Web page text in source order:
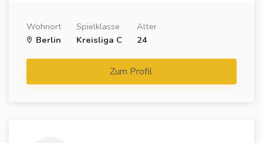
Wohnort
Berlin
Spielklasse
Kreisliga C
Alter
24
Zum Profil